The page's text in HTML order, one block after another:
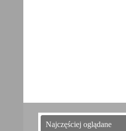
Najczęściej oglądane